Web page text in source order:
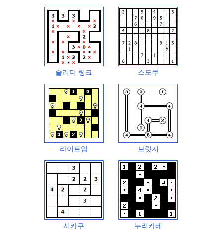
슬리더 링크 스도쿠
라이트업 브릿지
시카쿠 누리카베